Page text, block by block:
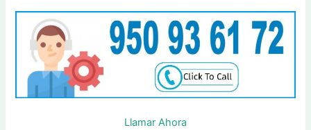
Llamar Ahora